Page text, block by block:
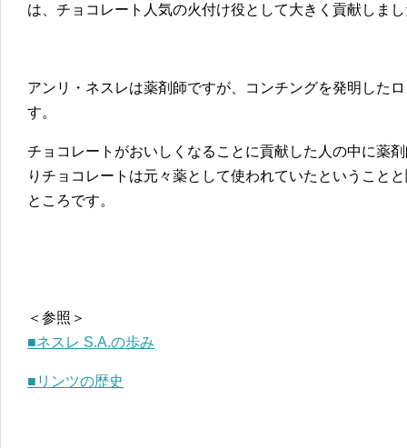
は、チョコレート人気の火付け役として大きく貢献しま
アンリ・ネスレは薬剤師ですが、コンチングを発明した
す。
チョコレートがおいしくなることに貢献した人の中に薬
りチョコレートは元々薬として使われていたということ
ところです。
＜参照＞
■ネスレ S.A.の歩み
■リンツの歴史